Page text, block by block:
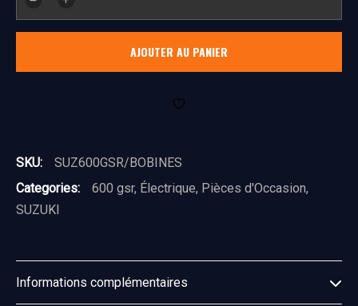
bobine
AJOUTER AU PANIER
SKU:
SUZ600GSR/BOBINES
Categories:
600 gsr, Électrique, Pièces d'Occasion,
SUZUKI
Informations complémentaires